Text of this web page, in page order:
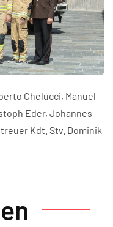
Chelucci, Manuel
Eder, Johannes
Kdt. Stv. Dominik